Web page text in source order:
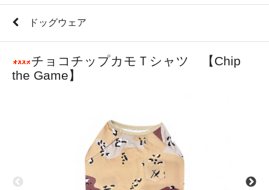
ドッグウェア
チョコチップカモＴシャツ 【Chip
the Game】